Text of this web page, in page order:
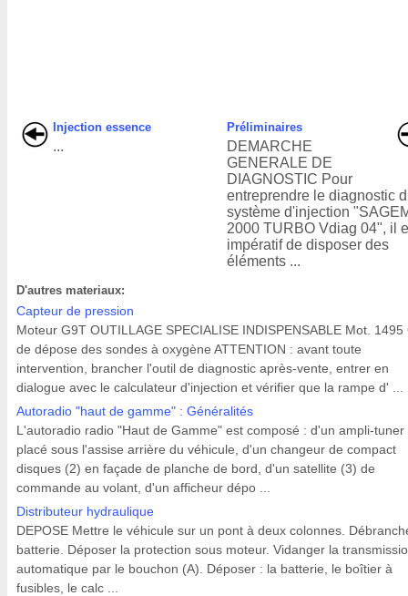
Injection essence
...
Préliminaires
DEMARCHE
GENERALE DE
DIAGNOSTIC Pour
entreprendre le diagnostic
système d'injection
2000 TURBO Vdiag 04", il
impératif de disposer des
éléments ...
D'autres materiaux:
Capteur de pression
Moteur G9T OUTILLAGE SPECIALISE INDISPENSABLE Mot. 1495
de dépose des sondes à oxygène ATTENTION : avant toute
intervention, brancher l'outil de diagnostic après-vente, entrer en
dialogue avec le calculateur d'injection et vérifier que la rampe d' ...
Autoradio "haut de gamme" : Généralités
L'autoradio radio "Haut de Gamme" est composé : d'un ampli-tuner
placé sous l'assise arrière du véhicule, d'un changeur de compact
disques (2) en façade de planche de bord, d'un satellite (3) de
commande au volant, d'un afficheur dépo ...
Distributeur hydraulique
DEPOSE Mettre le véhicule sur un pont à deux colonnes.
batterie. Déposer la protection sous moteur. Vidanger la
automatique par le bouchon (A). Déposer : la batterie, le boîtier à
fusibles, le calc ...